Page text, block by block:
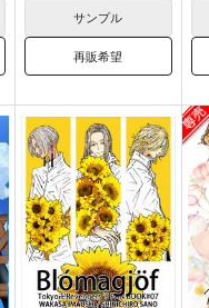
サンプル
再販希望